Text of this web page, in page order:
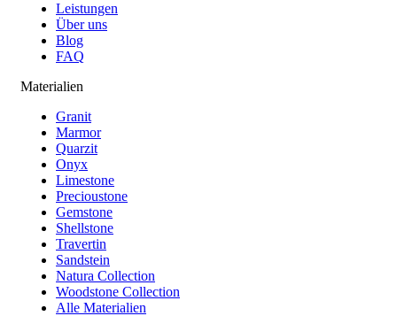
Leistungen
Über uns
Blog
FAQ
Materialien
Granit
Marmor
Quarzit
Onyx
Limestone
Precioustone
Gemstone
Shellstone
Travertin
Sandstein
Natura Collection
Woodstone Collection
Alle Materialien